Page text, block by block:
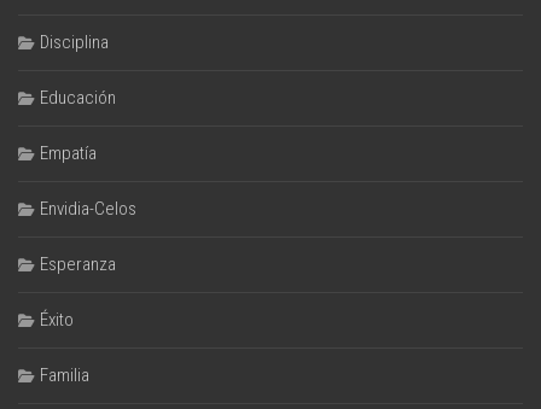
Disciplina
Educación
Empatía
Envidia-Celos
Esperanza
Éxito
Familia